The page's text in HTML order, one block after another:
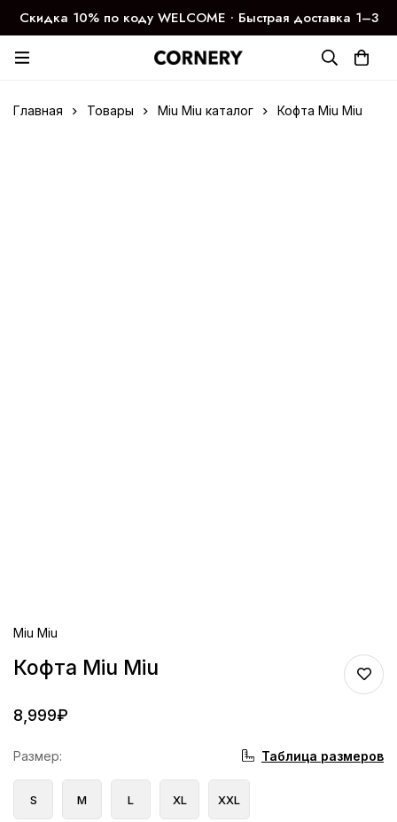
Скидка 10% по коду WELCOME ∙ Быстрая доставка 1–3
дня
Главная Товары Miu Miu каталог Кофта Miu Miu
Miu Miu
Кофта Miu Miu
8,999₽
Размер: Таблица размеров
S M L XL XXL